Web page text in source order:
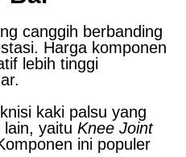
canggih berbanding
Harga komponen
lebih tinggi
kaki palsu yang
yaitu Knee Joint
ini populer